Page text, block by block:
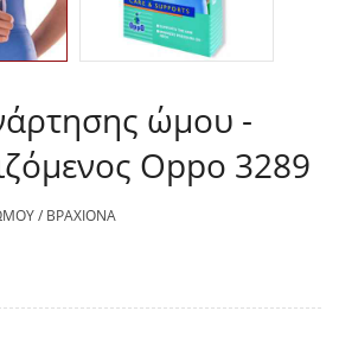
ώμου -
Oppo 3289
/ ΒΡΑΧΊΟΝΑ